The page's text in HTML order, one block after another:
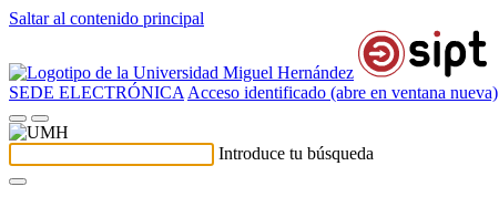
Saltar al contenido principal
SEDE ELECTRÓNICA Acceso identificado (abre en ventana nueva)
Introduce tu búsqueda